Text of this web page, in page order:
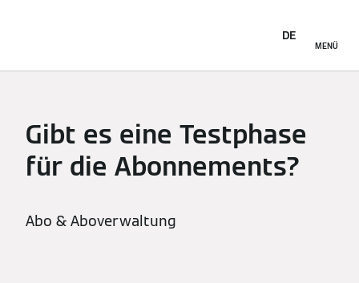
MENÜ
DE
Gibt es eine Testphase
für die Abonnements?
Abo & Aboverwaltung